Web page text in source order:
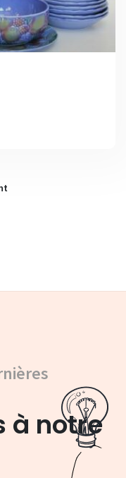
à notre